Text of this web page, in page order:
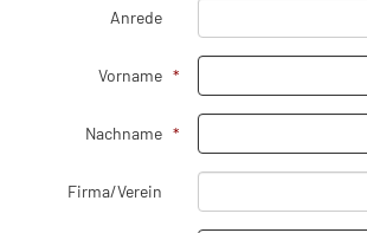
Anrede
Vorname
Nachname
Firma/Verein